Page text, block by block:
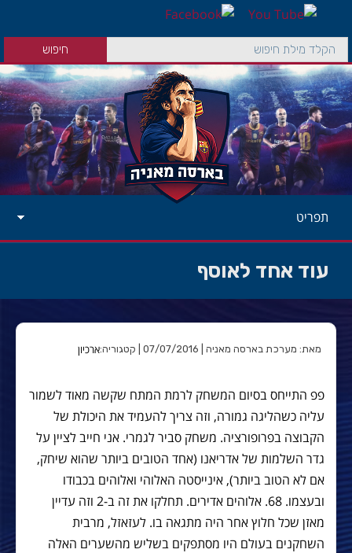
תפריט
עוד אחד לאוסף
מאת: מערכת בארסה מאניה | 07/07/2016 | קטגוריה: ארכיון
פפ התייחס בסיום המשחק לרמת המתח שקשה מאוד לשמור
עליה כשהליגה גמורה, וזה צריך להעמיד את היכולת של
הקבוצה בפרופורציה. משחק סביר לגמרי. אני חייב לציין על
גדר השלמות של אדריאנו (אחד הטובים ביותר שהוא שיחק,
אם לא הטוב ביותר), אינייסטה האלוהי ואלוהים בכבודו
ובעצמו. 68. אלוהים אדירים. תחלקו את זה ב-2 וזה עדיין
מאזן שכל חלוץ אחר היה מתגאה בו. לעזאזל, מרבית
השחקנים בעולם היו מסתפקים בשליש מהשערים האלה